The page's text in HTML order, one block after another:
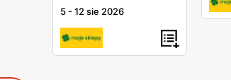
5 -12 sie 2026